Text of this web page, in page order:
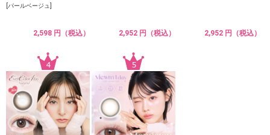
[パールベージュ]
2,598 円（税込） 2,952 円（税込） 2,952 円（税込）